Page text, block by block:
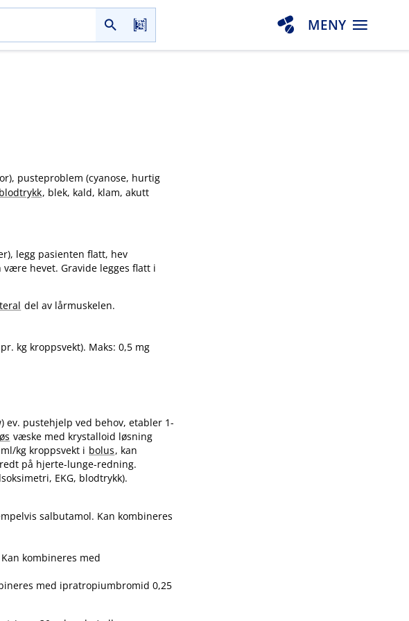
MENY
pusteproblem (cyanose, hurtig
, blek, kald, klam, akutt
legg pasienten flatt, hev
hevet. Gravide legges flatt i
del av lårmuskelen.
kg kroppsvekt). Maks: 0,5 mg
ev. pustehjelp ved behov, etabler 1-
væske med krystalloid løsning
kg kroppsvekt i bolus, kan
på hjerte-lunge-redning.
EKG, blodtrykk).
salbutamol. Kan kombineres
kombineres med
med ipratropiumbromid 0,25